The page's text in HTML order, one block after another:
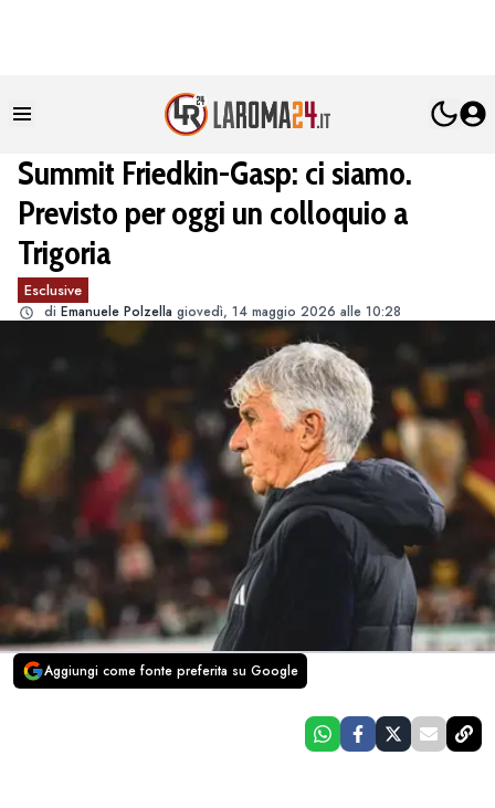
Summit Friedkin-Gasp: ci siamo.
Previsto per oggi un colloquio a
Trigoria
Esclusive
di Emanuele Polzella giovedì, 14 maggio 2026 alle 10:28
Aggiungi come fonte preferita su Google